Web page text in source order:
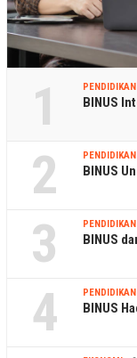
1 PENDIDIKAN
BINUS
2 PENDIDIKAN
BINUS
3 PENDIDIKAN
BINUS
4 PENDIDIKAN
BINUS